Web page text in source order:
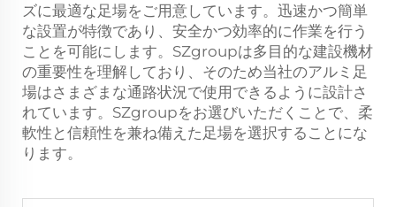
ズに最適な足場をご用意しています。迅速かつ簡単
な設置が特徴であり、安全かつ効率的に作業を行う
ことを可能にします。SZgroupは多目的な建設機材
の重要性を理解しており、そのため当社のアルミ足
場はさまざまな通路状況で使用できるように設計さ
れています。SZgroupをお選びいただくことで、柔
軟性と信頼性を兼ね備えた足場を選択することにな
ります。